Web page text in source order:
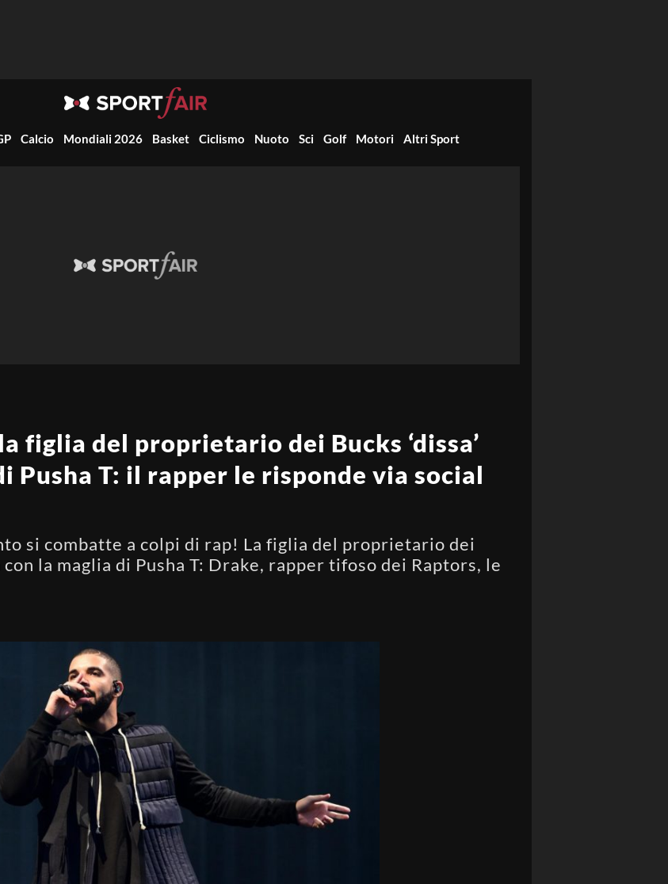
Calcio Mondiali 2026 Basket Ciclismo Nuoto Sci Golf Motori Altri Sport
figlia del proprietario dei Bucks ‘dissa’
Pusha T: il rapper le risponde via social
si combatte a colpi di rap! La figlia del proprietario dei
la maglia di Pusha T: Drake, rapper tifoso dei Raptors, le